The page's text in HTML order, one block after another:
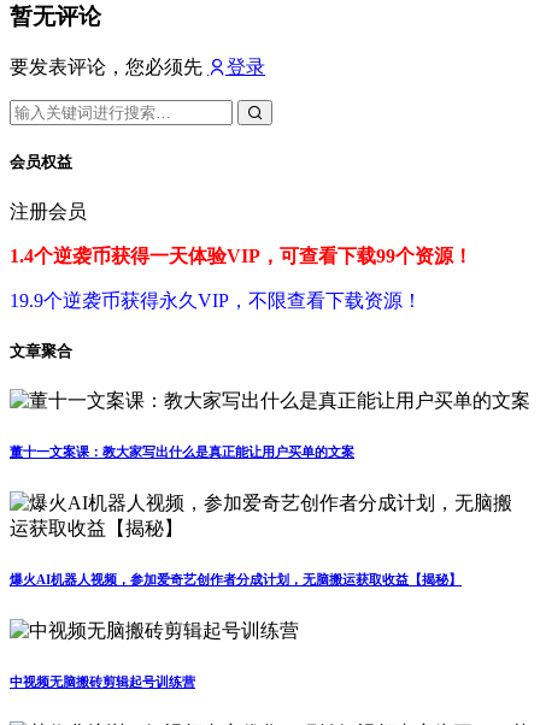
暂无评论
要发表评论，您必须先 登录
会员权益
注册会员
1.4个逆袭币获得一天体验VIP，可查看下载99个资源！
19.9个逆袭币获得永久VIP，不限查看下载资源！
文章聚合
董十一文案课：教大家写出什么是真正能让用户买单的文案
爆火AI机器人视频，参加爱奇艺创作者分成计划，无脑搬运获取收益【揭秘】
中视频无脑搬砖剪辑起号训练营